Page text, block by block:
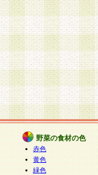
野菜の食材の色
赤色
黄色
緑色